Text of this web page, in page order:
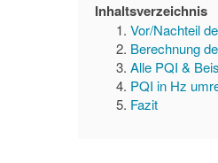
Inhaltsverzeichnis
Vor/Nachteil
Berechnung
Alle PQI &
PQI in Hz
Fazit